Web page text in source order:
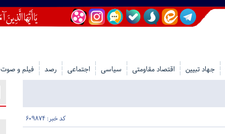
جهاد تبیین اقتصاد مقاومتی سیاسی اجتماعی رصد فیلم و صوت
کد خبر: 609874